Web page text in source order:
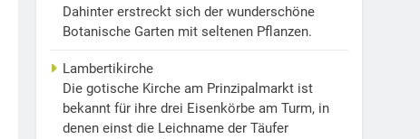
Dahinter erstreckt sich der wunderschöne
Botanische Garten mit seltenen Pflanzen.
Lambertikirche
Die gotische Kirche am Prinzipalmarkt ist
bekannt für ihre drei Eisenkörbe am Turm, in
denen einst die Leichname der Täufer